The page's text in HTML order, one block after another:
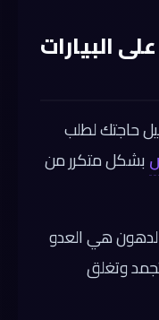
البيارات
حاجتك لطلب
بشكل متكرر من
هي العدو
وتغلق